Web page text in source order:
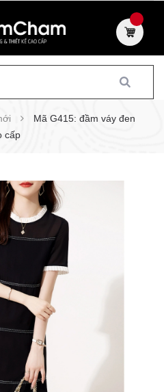
Mã G415: đầm váy đen
cấp